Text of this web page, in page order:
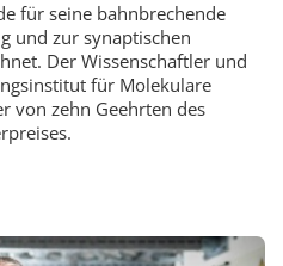
für seine bahnbrechende
und zur synaptischen
Der Wissenschaftler und
für Molekulare
von zehn Geehrten des